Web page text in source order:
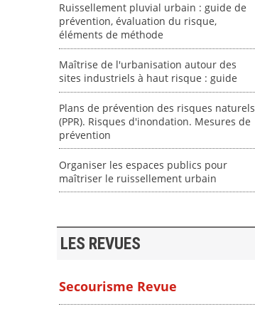
Ruissellement pluvial urbain : guide de
prévention, évaluation du risque,
éléments de méthode
Maîtrise de l'urbanisation autour des
sites industriels à haut risque : guide
Plans de prévention des risques naturels
(PPR). Risques d'inondation. Mesures de
prévention
Organiser les espaces publics pour
maîtriser le ruissellement urbain
LES REVUES
Secourisme Revue